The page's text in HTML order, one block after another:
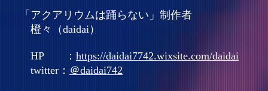
「アクアリウムは踊らない」制作者
橙々（daidai）
HP ： https://daidai7742.wixsite.com/daidai
twitter： ＠daidai742